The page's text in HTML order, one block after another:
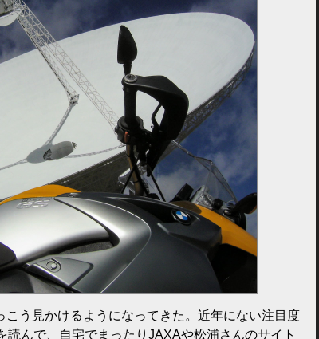
こう見かけるようになってきた。近年にない注目度
読んで、自宅でまったりJAXAや松浦さんのサイト